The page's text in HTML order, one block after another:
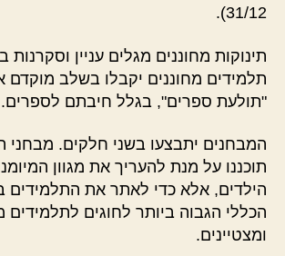
31/12).
תינוקות מחוננים מגלים עניין וסקרנות
תלמידים מחוננים יקבלו בשלב מוקדם
"תולעת ספרים", בגלל חיבתם לספרים.
המבחנים יתבצעו בשני חלקים. מבחני
תוכננו על מנת להעריך את מגוון
הילדים, אלא כדי לאתר את התלמידים
הכללי הגבוה ביותר לחוגים לתלמידים
ומצטיינים.